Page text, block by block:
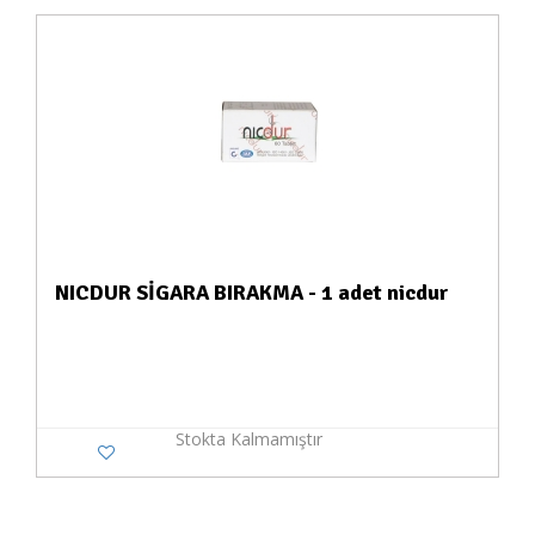
NICDUR SİGARA BIRAKMA - 1 adet nicdur
Stokta Kalmamıştır